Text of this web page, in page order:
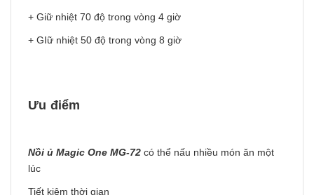
+ Giữ nhiệt 70 độ trong vòng 4 giờ
+ GIữ nhiệt 50 độ trong vòng 8 giờ
Ưu điểm
Nồi ủ Magic One MG-72 có thể nấu nhiều món ăn một
lúc
Tiết kiệm thời gian